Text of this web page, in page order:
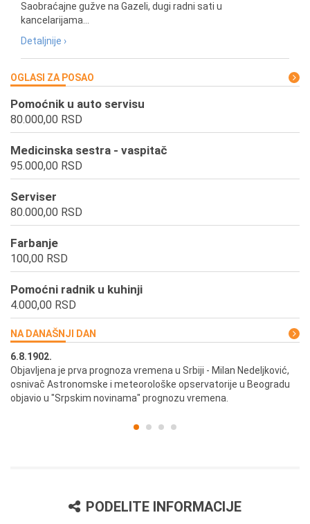
Saobraćajne gužve na Gazeli, dugi radni sati u
kancelarijama...
Detaljnije ›
OGLASI ZA POSAO
Pomoćnik u auto servisu
80.000,00 RSD
Medicinska sestra - vaspitač
95.000,00 RSD
Serviser
80.000,00 RSD
Farbanje
100,00 RSD
Pomoćni radnik u kuhinji
4.000,00 RSD
NA DANAŠNJI DAN
6.8.1902.
Objavljena je prva prognoza vremena u Srbiji - Milan Nedeljković,
osnivač Astronomske i meteorološke opservatorije u Beogradu
objavio u "Srpskim novinama" prognozu vremena.
PODELITE INFORMACIJE